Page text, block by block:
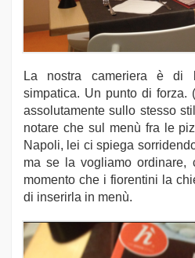
La nostra cameriera è di
simpatica. Un punto di forza.
assolutamente sullo stesso
notare che sul menù fra le
Napoli, lei ci spiega
ma se la vogliamo ordinare,
momento che i fiorentini la
di inserirla in menù.